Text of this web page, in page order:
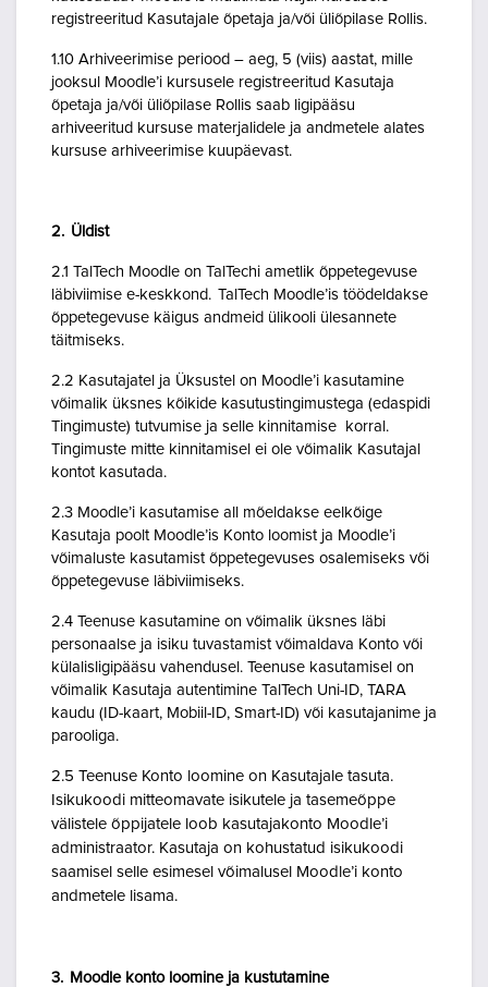
registreeritud Kasutajale õpetaja ja/või üliõpilase Rollis.
1.10 Arhiveerimise periood – aeg, 5 (viis) aastat, mille
jooksul Moodle’i kursusele registreeritud Kasutaja
õpetaja ja/või üliõpilase Rollis saab ligipääsu
arhiveeritud kursuse materjalidele ja andmetele alates
kursuse arhiveerimise kuupäevast.
2. Üldist
2.1 TalTech Moodle on TalTechi ametlik õppetegevuse
läbiviimise e-keskkond. TalTech Moodle’is töödeldakse
õppetegevuse käigus andmeid ülikooli ülesannete
täitmiseks.
2.2 Kasutajatel ja Üksustel on Moodle’i kasutamine
võimalik üksnes kõikide kasutustingimustega (edaspidi
Tingimuste) tutvumise ja selle kinnitamise korral.
Tingimuste mitte kinnitamisel ei ole võimalik Kasutajal
kontot kasutada.
2.3 Moodle’i kasutamise all mõeldakse eelkõige
Kasutaja poolt Moodle’is Konto loomist ja Moodle’i
võimaluste kasutamist õppetegevuses osalemiseks või
õppetegevuse läbiviimiseks.
2.4 Teenuse kasutamine on võimalik üksnes läbi
personaalse ja isiku tuvastamist võimaldava Konto või
külalisligipääsu vahendusel. Teenuse kasutamisel on
võimalik Kasutaja autentimine TalTech Uni-ID, TARA
kaudu (ID-kaart, Mobiil-ID, Smart-ID) või kasutajanime ja
parooliga.
2.5 Teenuse Konto loomine on Kasutajale tasuta.
Isikukoodi mitteomavate isikutele ja tasemeõppe
välistele õppijatele loob kasutajakonto Moodle’i
administraator. Kasutaja on kohustatud isikukoodi
saamisel selle esimesel võimalusel Moodle’i konto
andmetele lisama.
3. Moodle konto loomine ja kustutamine